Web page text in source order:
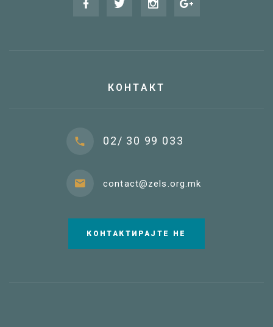
КОНТАКТ
02/ 30 99 033
contact@zels.org.mk
КОНТАКТИРАЈТЕ НЕ